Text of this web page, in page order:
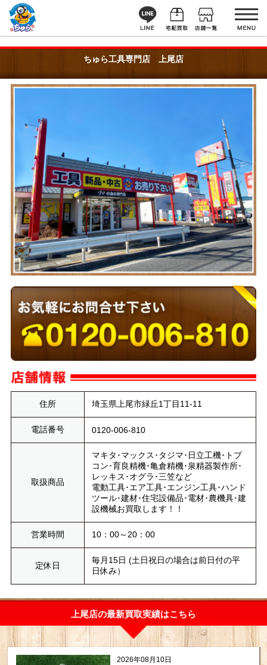
ちゅら工具専門店 上尾店
住所 埼玉県上尾市緑丘1丁目11-11
電話番号 0120-006-810
取扱商品
マキタ･マックス･タジマ･日立工機･トプ
コン･育良精機･亀倉精機･泉精器製作所･
レッキス･オグラ･三笠など
電動工具･エア工具･エンジン工具･ハンド
ツール･建材･住宅設備品･電材･農機具･建
設機械お買取します！！
営業時間 10：00～20：00
定休日
毎月15日 (土日祝日の場合は前日付の平
日休み）
上尾店の最新買取実績はこちら
2026年08月10日